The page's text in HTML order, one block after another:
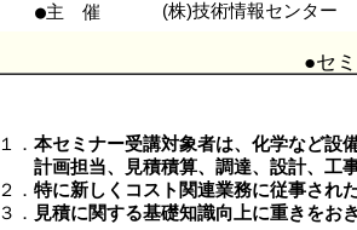
●主 催 (株)技術情報センター
●セ
１． 本セミナー受講対象者は、化学など設
計画担当、見積積算、調達、設計、工
２． 特に新しくコスト関連業務に従事され
３． 見積に関する基礎知識向上に重きをお